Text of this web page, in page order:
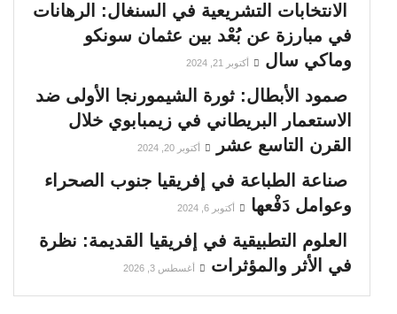
الانتخابات التشريعية في السنغال: الرهانات
في مبارزة عن بُعْد بين عثمان سونكو
وماكي سال
أكتوبر 21, 2024
صمود الأبطال: ثورة الشيمورنجا الأولى ضد
الاستعمار البريطاني في زيمبابوي خلال
القرن التاسع عشر
أكتوبر 20, 2024
صناعة الطباعة في إفريقيا جنوب الصحراء
وعوامل دَفْعها
أكتوبر 6, 2024
العلوم التطبيقية في إفريقيا القديمة: نظرة
في الأثر والمؤثرات
أغسطس 3, 2026